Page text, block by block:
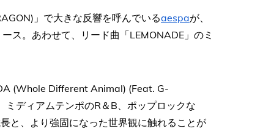
」で大きな反響を呼んでいるaespaが、
ス。あわせて、リード曲「LEMONADE」のミ
(Whole Different Animal) (Feat. G-
ディアムテンポのR＆B、ポップロックな
と、より強固になった世界観に触れることが